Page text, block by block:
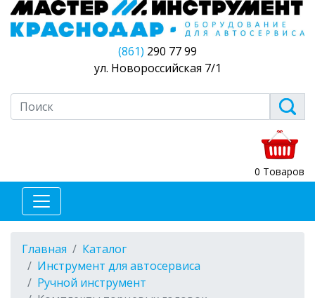
(861) 290 77 99
ул. Новороссийская 7/1
0 Товаров
Главная
Каталог
Инструмент для автосервиса
Ручной инструмент